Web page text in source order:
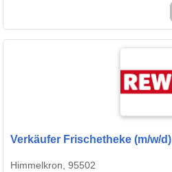
Verkäufer Frischetheke (m/w/d)
Himmelkron, 95502